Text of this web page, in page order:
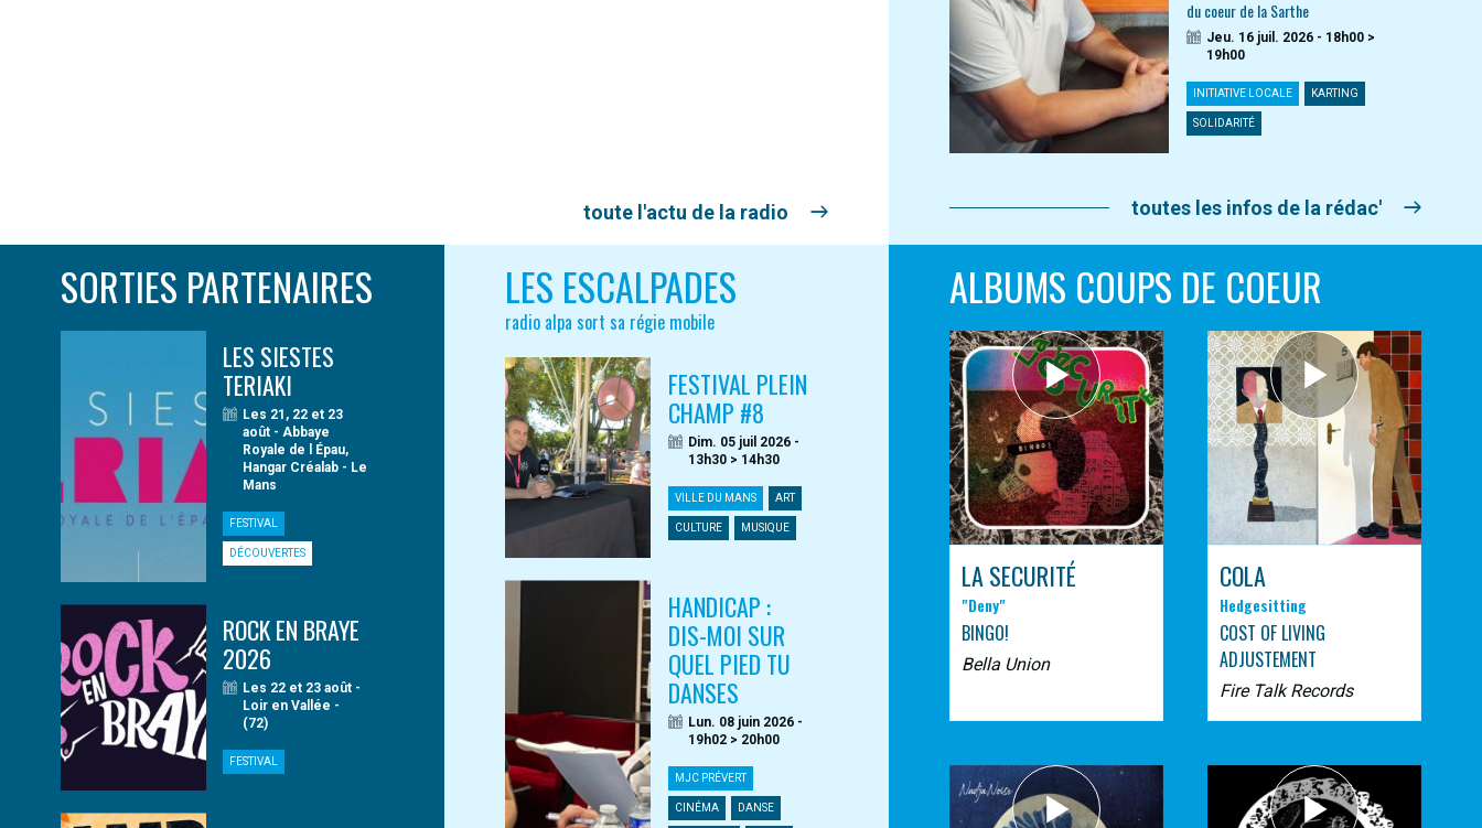
toute l'actu de la radio
du coeur de la Sarthe
Jeu. 16 juil. 2026 - 18h00 >
19h00
INITIATIVE LOCALE KARTING
SOLIDARITÉ
toutes les infos de la rédac'
SORTIES PARTENAIRES
LES SIESTES
TERIAKI
Les 21, 22 et 23
août - Abbaye
Royale de l Épau,
Hangar Créalab - Le
Mans
FESTIVAL
DÉCOUVERTES
ROCK EN BRAYE
2026
Les 22 et 23 août -
Loir en Vallée -
(72)
FESTIVAL
LES ESCALPADES
radio alpa sort sa régie mobile
FESTIVAL PLEIN
CHAMP #8
Dim. 05 juil 2026 -
13h30 > 14h30
VILLE DU MANS ART
CULTURE MUSIQUE
HANDICAP :
DIS-MOI SUR
QUEL PIED TU
DANSES
Lun. 08 juin 2026 -
19h02 > 20h00
MJC PRÉVERT
CINÉMA DANSE
ALBUMS COUPS DE COEUR
LA SECURITÉ
"Deny"
BINGO!
Bella Union
COLA
Hedgesitting
COST OF LIVING
ADJUSTEMENT
Fire Talk Records